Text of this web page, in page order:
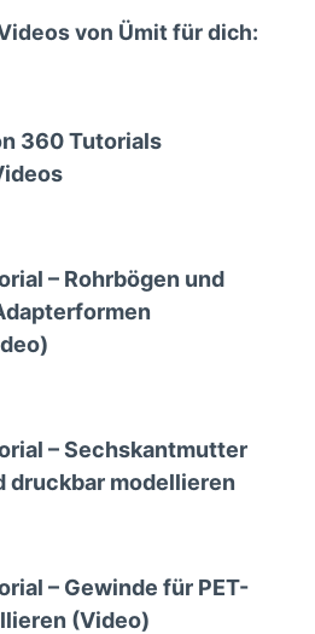
von Ümit für dich:
360 Tutorials
– Rohrbögen und
– Sechskantmutter
druckbar modellieren
– Gewinde für PET-
(Video)